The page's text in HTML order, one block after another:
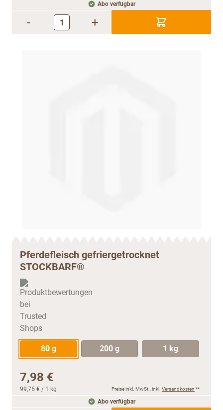
Abo verfügbar
- +
Pferdefleisch gefriergetrocknet
STOCKBARF®
80 g 200 g 1 kg
7,98 €
99,75 € / 1 kg Preise inkl. MwSt., inkl. Versandkosten **
Abo verfügbar